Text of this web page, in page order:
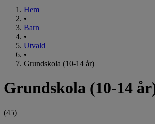
Hem
•
Barn
•
Utvald
•
Grundskola (10-14 år)
Grundskola (10-14
(45)